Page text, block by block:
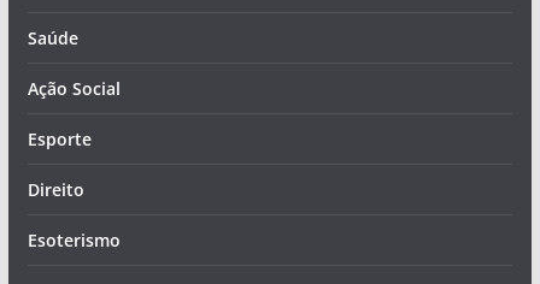
Saúde
Ação Social
Esporte
Direito
Esoterismo